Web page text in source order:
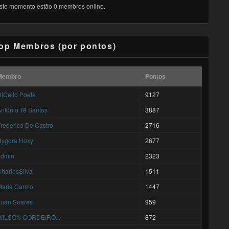
momento estão 0 membros online.
Membros (por pontos)
Pontos
Poeta
9127
Tê Santos
3887
De Castro
2716
Hoxy
2677
2323
1511
Carmo
1447
Soares
959
CORDEIRO...
872